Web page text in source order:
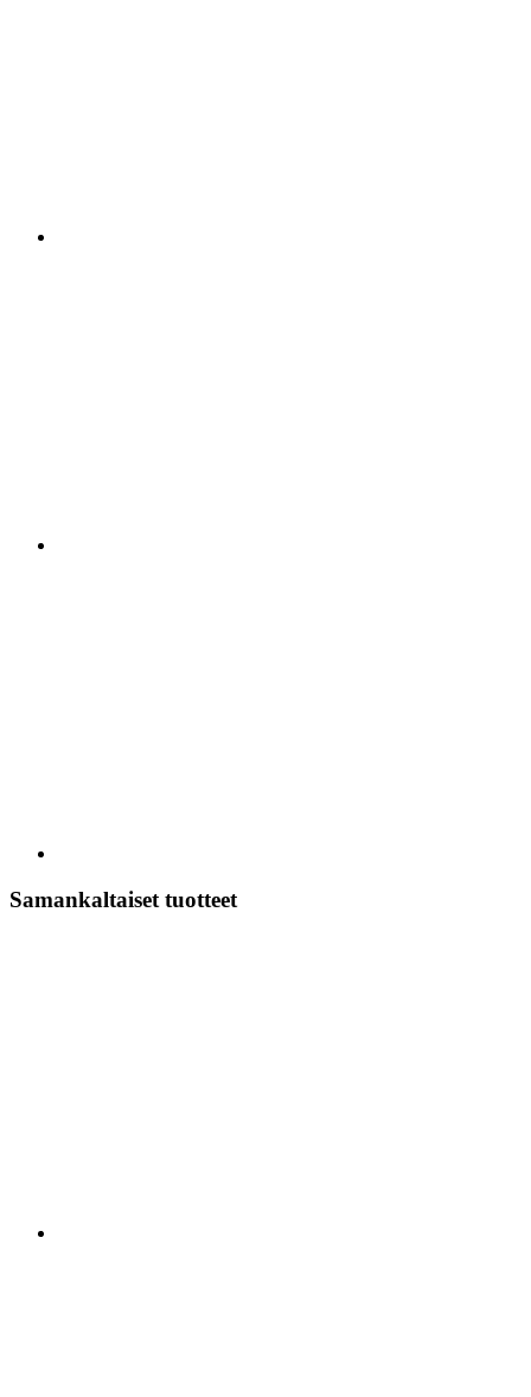
Samankaltaiset tuotteet